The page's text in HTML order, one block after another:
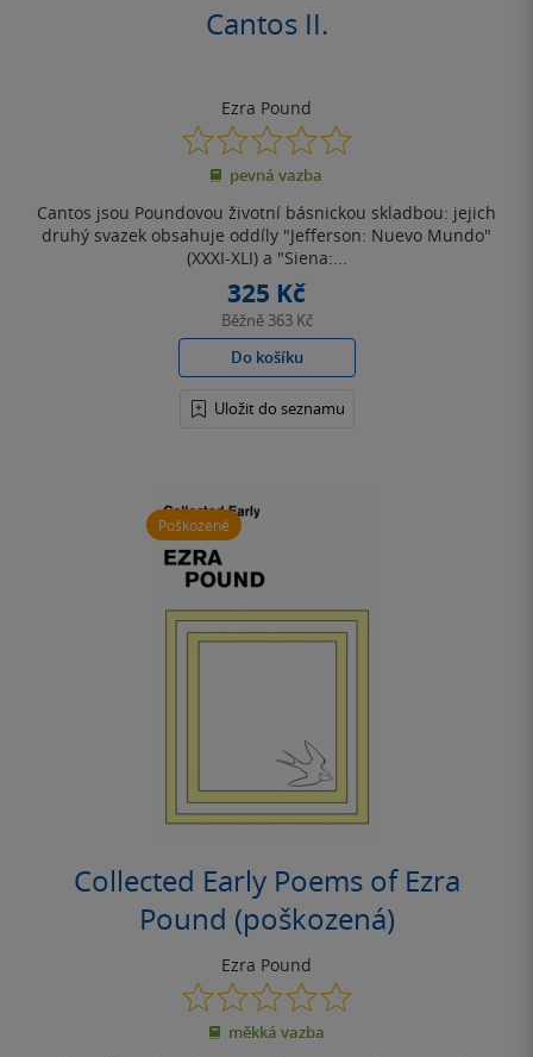
Cantos II.
Ezra Pound
0.0
z
5
pevná vazba
Cantos jsou Poundovou životní básnickou skladbou: jejich
druhý svazek obsahuje oddíly "Jefferson: Nuevo Mundo"
(XXXI-XLI) a "Siena:...
325 Kč
Běžně 363 Kč
Do košíku
Uložit do seznamu
Poškozené
Collected Early Poems of Ezra
Pound (poškozená)
Ezra Pound
0.0
z
5
měkká vazba